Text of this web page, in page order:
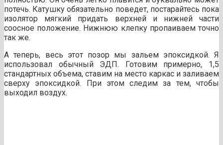
потечь. Катушку обязательно поведет, постарайтесь пока
изолятор мягкий придать верхней и нижней части
соосное положение. Нижнюю клепку пропаиваем точно
так же.
А теперь, весь этот позор мы зальем эпоксидкой. Я
использовал обычный ЭДП. Готовим примерно, 1,5
стандартных объема, ставим на место каркас и заливаем
сверху эпоксидкой. При этом следим за тем, чтобы
выходил воздух.